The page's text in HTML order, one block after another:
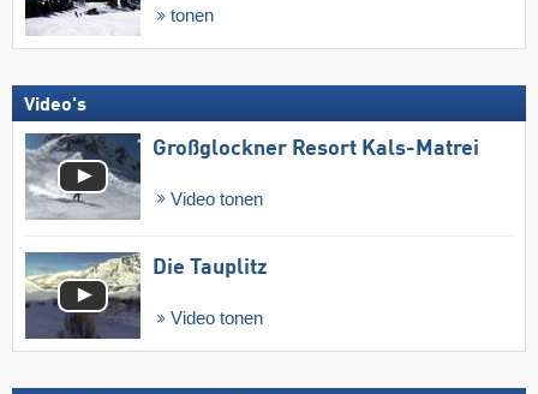
tonen
Video's
Großglockner Resort Kals-Matrei
Video tonen
Die Tauplitz
Video tonen